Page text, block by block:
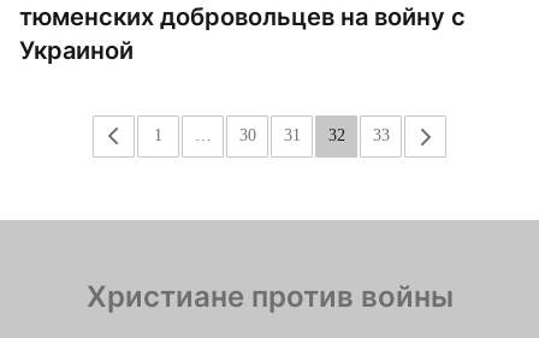
тюменских добровольцев на войну с
Украиной
« 1 30 31 32 33 »
Христиане против войны